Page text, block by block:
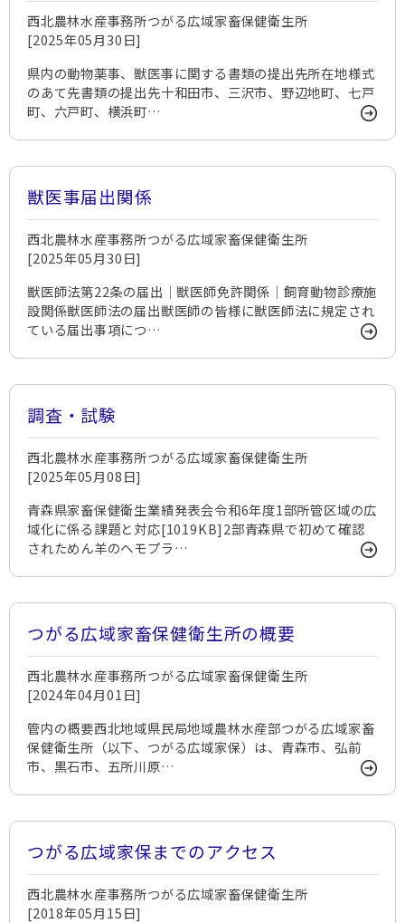
西北農林水産事務所つがる広域家畜保健衛生所
[2025年05月30日]
県内の動物薬事、獣医事に関する書類の提出先所在地様式
のあて先書類の提出先十和田市、三沢市、野辺地町、七戸
町、六戸町、横浜町…
獣医事届出関係
西北農林水産事務所つがる広域家畜保健衛生所
[2025年05月30日]
獣医師法第22条の届出｜獣医師免許関係｜飼育動物診療施
設関係獣医師法の届出獣医師の皆様に獣医師法に規定され
ている届出事項につ…
調査・試験
西北農林水産事務所つがる広域家畜保健衛生所
[2025年05月08日]
青森県家畜保健衛生業績発表会令和6年度1部所管区域の広
域化に係る課題と対応[1019KB]2部青森県で初めて確認
されためん羊のヘモプラ…
つがる広域家畜保健衛生所の概要
西北農林水産事務所つがる広域家畜保健衛生所
[2024年04月01日]
管内の概要西北地域県民局地域農林水産部つがる広域家畜
保健衛生所（以下、つがる広域家保）は、青森市、弘前
市、黒石市、五所川原…
つがる広域家保までのアクセス
西北農林水産事務所つがる広域家畜保健衛生所
[2018年05月15日]